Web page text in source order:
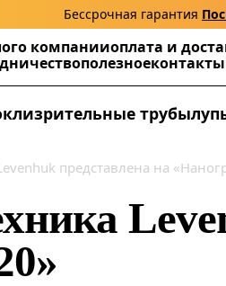
Бессрочная гарантия
о компанииоплата и
полезноеконтакты
зрительные трубы
представлена на